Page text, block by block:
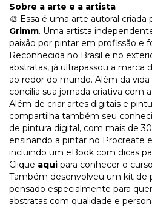
Sobre a arte e a artista
🎨 Essa é uma arte autoral criada
Grimm. Uma artista
paixão por pintar em profissão e
Reconhecida no Brasil e no
abstratas, já ultrapassou a marca
ao redor do mundo. Além da
concilia sua jornada criativa com
Além de criar artes digitais e
compartilha também seu
de pintura digital, com mais de
ensinando a pintar no Procreate
incluindo um eBook com dicas
Clique aqui para conhecer o curso
Também desenvolveu um kit de
pensado especialmente para
abstratas com qualidade e